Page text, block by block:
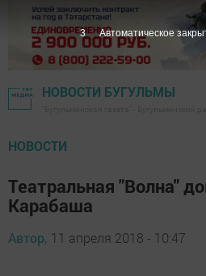
НОВОСТИ БУГУЛЬМЫ
НОВОСТИ
Театральная "Волна"
Карабаша
Автор, 11 апреля 2018 - 10:47
2 Автоматическое